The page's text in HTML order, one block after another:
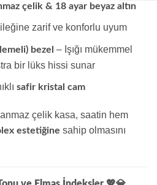
çelik & 18 ayar beyaz altın
zarif ve konforlu uyum
bezel – Işığı mükemmel
bir lüks hissi sunar
safir kristal cam
çelik kasa, saatin hem
estetiğine sahip olmasını